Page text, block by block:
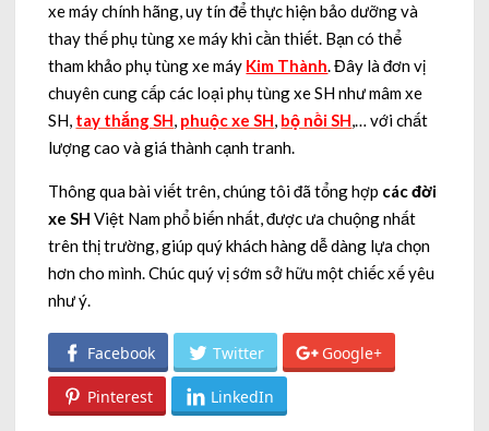
xe máy chính hãng, uy tín để thực hiện bảo dưỡng và
thay thế phụ tùng xe máy khi cần thiết. Bạn có thể
tham khảo phụ tùng xe máy Kim Thành. Đây là đơn vị
chuyên cung cấp các loại phụ tùng xe SH như mâm xe
SH, tay thắng SH, phuộc xe SH, bộ nồi SH,… với chất
lượng cao và giá thành cạnh tranh.
Thông qua bài viết trên, chúng tôi đã tổng hợp các đời
xe SH Việt Nam phổ biến nhất, được ưa chuộng nhất
trên thị trường, giúp quý khách hàng dễ dàng lựa chọn
hơn cho mình. Chúc quý vị sớm sở hữu một chiếc xế yêu
như ý.
Facebook Twitter Google+
Pinterest LinkedIn